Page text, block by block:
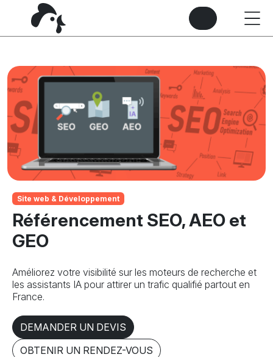
Site web & Développement
Référencement SEO, AEO et
GEO
Améliorez votre visibilité sur les moteurs de recherche et
les assistants IA pour attirer un trafic qualifié partout en
France.
DEMANDER UN DEVIS
OBTENIR UN RENDEZ-VOUS